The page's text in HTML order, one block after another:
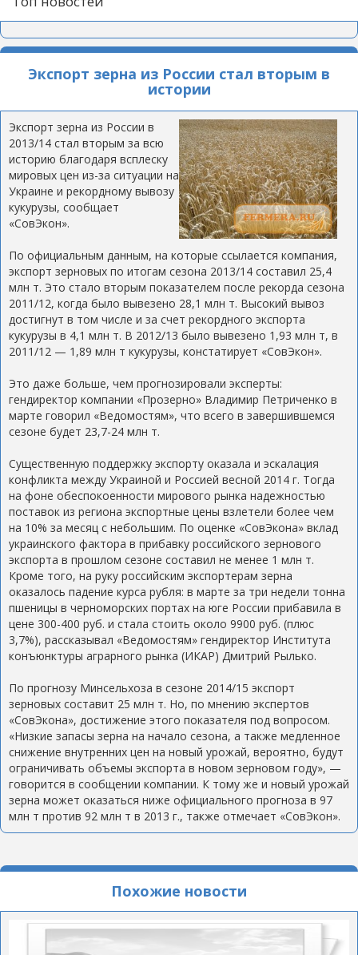
Экспорт зерна из России стал вторым в
истории
Экспорт зерна из России в
2013/14 стал вторым за всю
историю благодаря всплеску
мировых цен из-за ситуации на
Украине и рекордному вывозу
кукурузы, сообщает
«СовЭкон».
По официальным данным, на которые ссылается компания,
экспорт зерновых по итогам сезона 2013/14 составил 25,4
млн т. Это стало вторым показателем после рекорда сезона
2011/12, когда было вывезено 28,1 млн т. Высокий вывоз
достигнут в том числе и за счет рекордного экспорта
кукурузы в 4,1 млн т. В 2012/13 было вывезено 1,93 млн т, в
2011/12 — 1,89 млн т кукурузы, констатирует «СовЭкон».
Это даже больше, чем прогнозировали эксперты:
гендиректор компании «Прозерно» Владимир Петриченко в
марте говорил «Ведомостям», что всего в завершившемся
сезоне будет 23,7-24 млн т.
Существенную поддержку экспорту оказала и эскалация
конфликта между Украиной и Россией весной 2014 г. Тогда
на фоне обеспокоенности мирового рынка надежностью
поставок из региона экспортные цены взлетели более чем
на 10% за месяц с небольшим. По оценке «СовЭкона» вклад
украинского фактора в прибавку российского зернового
экспорта в прошлом сезоне составил не менее 1 млн т.
Кроме того, на руку российским экспортерам зерна
оказалось падение курса рубля: в марте за три недели тонна
пшеницы в черноморских портах на юге России прибавила в
цене 300-400 руб. и стала стоить около 9900 руб. (плюс
3,7%), рассказывал «Ведомостям» гендиректор Института
конъюнктуры аграрного рынка (ИКАР) Дмитрий Рылько.
По прогнозу Минсельхоза в сезоне 2014/15 экспорт
зерновых составит 25 млн т. Но, по мнению экспертов
«СовЭкона», достижение этого показателя под вопросом.
«Низкие запасы зерна на начало сезона, а также медленное
снижение внутренних цен на новый урожай, вероятно, будут
ограничивать объемы экспорта в новом зерновом году», —
говорится в сообщении компании. К тому же и новый урожай
зерна может оказаться ниже официального прогноза в 97
млн т против 92 млн т в 2013 г., также отмечает «СовЭкон».
Похожие новости